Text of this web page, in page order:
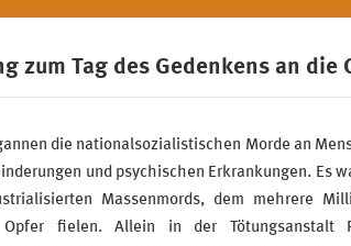
zum Tag des Gedenkens an
die nationalsozialistischen Morde an
und psychischen Erkrankungen. Es
Massenmords, dem mehrere
Opfer fielen. Allein in der Tötungsanstalt